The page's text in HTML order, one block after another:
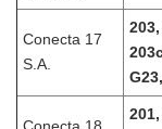
Conecta 17
S.A.
Conecta 18